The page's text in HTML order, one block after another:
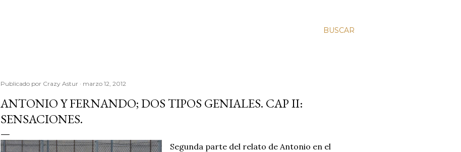
BUSCAR
Publicado por Crazy Astur marzo 12, 2012
ANTONIO Y FERNANDO; DOS TIPOS GENIALES. CAP II:
SENSACIONES.
Segunda parte del relato de Antonio en el